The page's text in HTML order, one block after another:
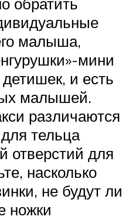
малыша,
мини
и есть
малышей.
различаются
тельца
отверстий для
насколько
не будут ли
ножки